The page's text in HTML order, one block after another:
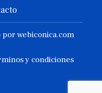
porwebiconica.com
y condiciones